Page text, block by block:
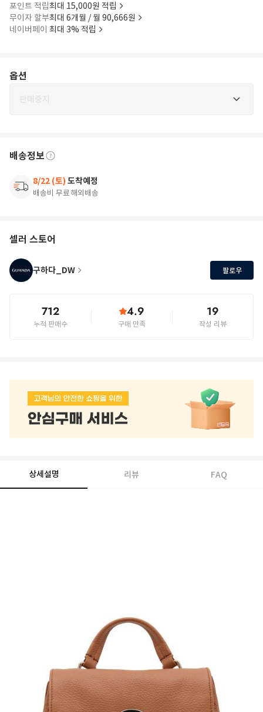
포인트 적립최대 15,000원 적립
무이자 할부최대 6개월 / 월 90,666원
네이버페이 최대 3% 적립
옵션
판매중지
배송정보
8/22 (토) 도착예정
배송비 무료해외배송
셀러 스토어
구하다_DW 팔로우
712
누적 판매수
4.9
구매 만족
19
작성 리뷰
상세설명 리뷰 FAQ